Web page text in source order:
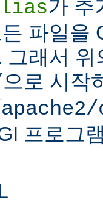
가 추
파일을
그래서
으로 시작
프로그